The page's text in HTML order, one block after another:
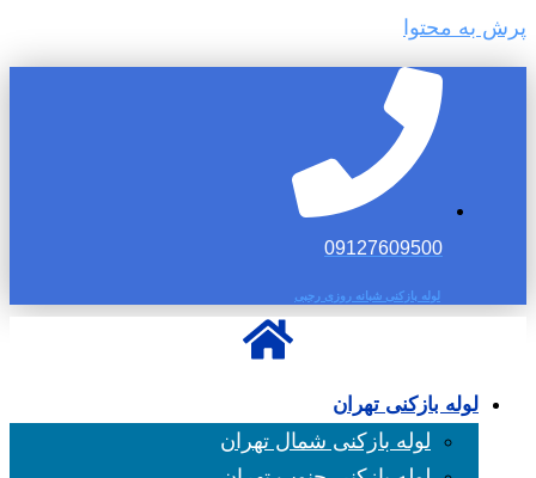
پرش به محتوا
09127609500
لوله بازکنی شبانه روزی رجبی
لوله بازکنی تهران
لوله بازکنی شمال تهران